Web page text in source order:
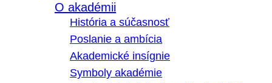
O akadémii
História a súčasnosť
Poslanie a ambícia
Akademické insígnie
Symboly akadémie